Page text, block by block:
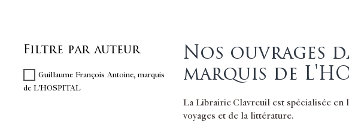
Filtre par auteur
Guillaume François Antoine, marquis
de L'HOSPITAL
Nos ouvrages
marquis de
La Librairie Clavreuil est spécialisée en
voyages et de la littérature.